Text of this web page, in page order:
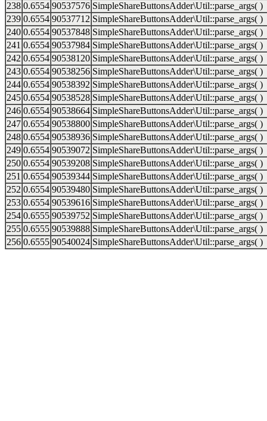
238 0.6554 90537576 SimpleShareButtonsAdder\Util::parse_args( )
239 0.6554 90537712 SimpleShareButtonsAdder\Util::parse_args( )
240 0.6554 90537848 SimpleShareButtonsAdder\Util::parse_args( )
241 0.6554 90537984 SimpleShareButtonsAdder\Util::parse_args( )
242 0.6554 90538120 SimpleShareButtonsAdder\Util::parse_args( )
243 0.6554 90538256 SimpleShareButtonsAdder\Util::parse_args( )
244 0.6554 90538392 SimpleShareButtonsAdder\Util::parse_args( )
245 0.6554 90538528 SimpleShareButtonsAdder\Util::parse_args( )
246 0.6554 90538664 SimpleShareButtonsAdder\Util::parse_args( )
247 0.6554 90538800 SimpleShareButtonsAdder\Util::parse_args( )
248 0.6554 90538936 SimpleShareButtonsAdder\Util::parse_args( )
249 0.6554 90539072 SimpleShareButtonsAdder\Util::parse_args( )
250 0.6554 90539208 SimpleShareButtonsAdder\Util::parse_args( )
251 0.6554 90539344 SimpleShareButtonsAdder\Util::parse_args( )
252 0.6554 90539480 SimpleShareButtonsAdder\Util::parse_args( )
253 0.6554 90539616 SimpleShareButtonsAdder\Util::parse_args( )
254 0.6555 90539752 SimpleShareButtonsAdder\Util::parse_args( )
255 0.6555 90539888 SimpleShareButtonsAdder\Util::parse_args( )
256 0.6555 90540024 SimpleShareButtonsAdder\Util::parse_args( )